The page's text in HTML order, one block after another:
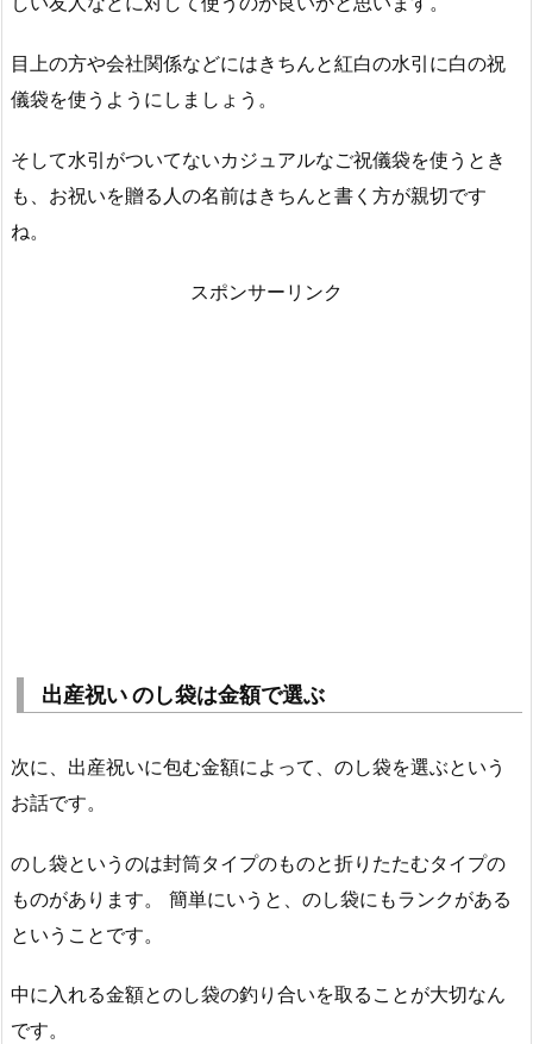
目上の方や会社関係などにはきちんと紅白の水引に白の祝
儀袋を使うようにしましょう。
そして水引がついてないカジュアルなご祝儀袋を使うとき
も、お祝いを贈る人の名前はきちんと書く方が親切です
ね。
スポンサーリンク
出産祝い のし袋は金額で選ぶ
次に、出産祝いに包む金額によって、のし袋を選ぶという
お話です。
のし袋というのは封筒タイプのものと折りたたむタイプの
ものがあります。 簡単にいうと、のし袋にもランクがある
ということです。
中に入れる金額とのし袋の釣り合いを取ることが大切なん
です。